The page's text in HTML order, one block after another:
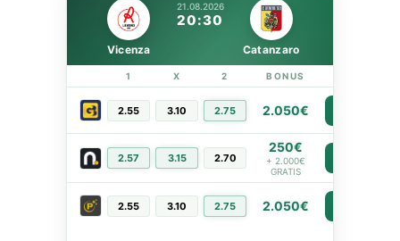
21.08.2026
20:30
Vicenza Catanzaro
1 X 2 BONUS
2.55 3.10 2.75 2.050€
2.57 3.15 2.70
250€
+ 2.000€
GRATIS
2.55 3.10 2.75 2.050€